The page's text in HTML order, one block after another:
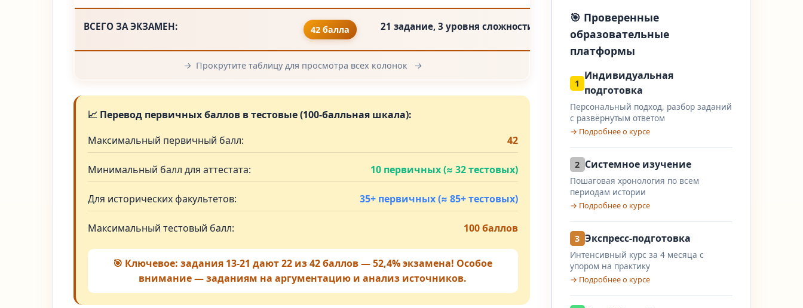
ВСЕГО ЗА ЭКЗАМЕН: 42 балла 21 задание, 3 уровня сложности
→ Прокрутите таблицу для просмотра всех колонок →
📈 Перевод первичных баллов в тестовые (100-балльная шкала):
Максимальный первичный балл:
42
Минимальный балл для аттестата: 10 первичных (≈ 32 тестовых)
Для исторических факультетов: 35+ первичных (≈ 85+ тестовых)
Максимальный тестовый балл: 100 баллов
🎯 Ключевое: задания 13-21 дают 22 из 42 баллов — 52,4% экзамена! Особое
внимание — заданиям на аргументацию и анализ источников.
🎯 Проверенные
образовательные
платформы
1
Индивидуальная
подготовка
Персональный подход, разбор заданий
с развёрнутым ответом
→ Подробнее о курсе
2 Системное изучение
Пошаговая хронология по всем
периодам истории
→ Подробнее о курсе
3 Экспресс-подготовка
Интенсивный курс за 4 месяца с
упором на практику
→ Подробнее о курсе